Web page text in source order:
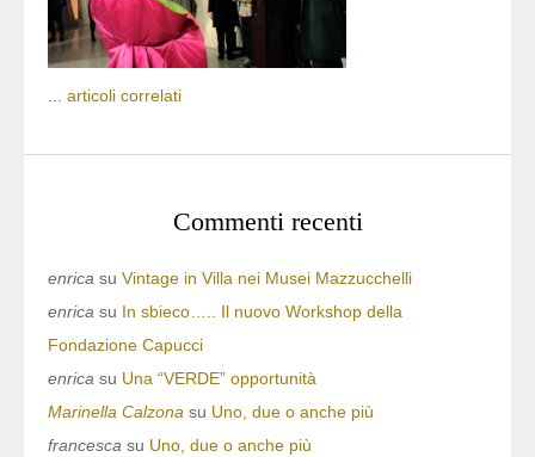
... articoli correlati
Commenti recenti
enrica su Vintage in Villa nei Musei Mazzucchelli
enrica su In sbieco….. Il nuovo Workshop della
Fondazione Capucci
enrica su Una “VERDE” opportunità
Marinella Calzona su Uno, due o anche più
francesca su Uno, due o anche più